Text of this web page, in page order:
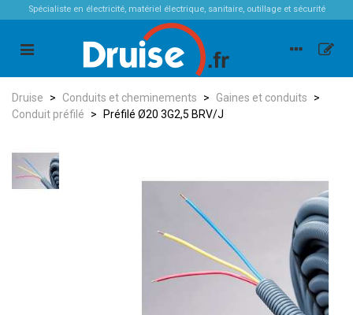
Spécialiste en électricité, matériel électrique, sanitaire, outillage et sécurité
Druise > Conduits et cheminements > Gaines et conduits
>
Conduit préfilé
> Préfilé Ø20 3G2,5 BRV/J